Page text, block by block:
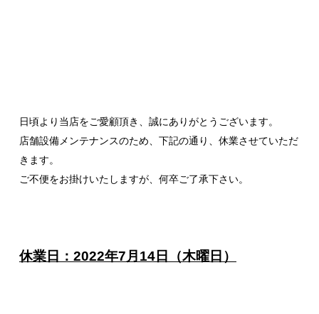
日頃より当店をご愛顧頂き、誠にありがとうございます。
店舗設備メンテナンスのため、下記の通り、休業させていただ
きます。
ご不便をお掛けいたしますが、何卒ご了承下さい。
休業日：2022年7月14日（木曜日）